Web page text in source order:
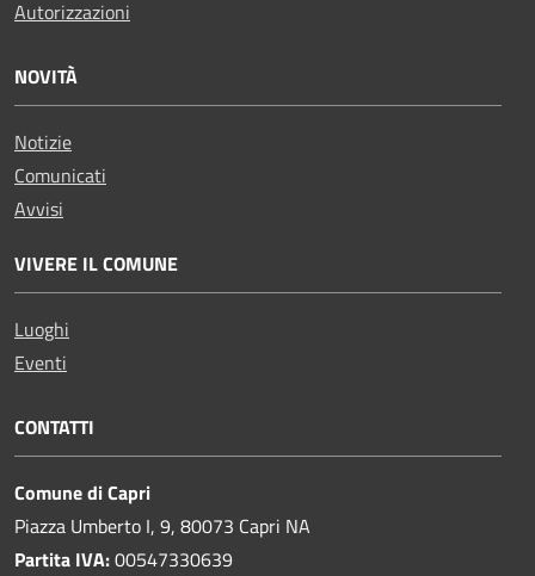
Autorizzazioni
NOVITÀ
Notizie
Comunicati
Avvisi
VIVERE IL COMUNE
Luoghi
Eventi
CONTATTI
Comune di Capri
Piazza Umberto I, 9, 80073 Capri NA
Partita IVA:00547330639